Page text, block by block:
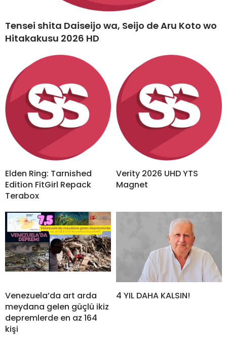
Tensei shita Daiseijo wa, Seijo de Aru Koto wo
Hitakakusu 2026 HD
Elden Ring: Tarnished
Edition FitGirl Repack
Terabox
Verity 2026 UHD YTS
Magnet
Venezuela’da art arda
meydana gelen güçlü ikiz
depremlerde en az 164
kişi
4 YIL DAHA KALSIN!